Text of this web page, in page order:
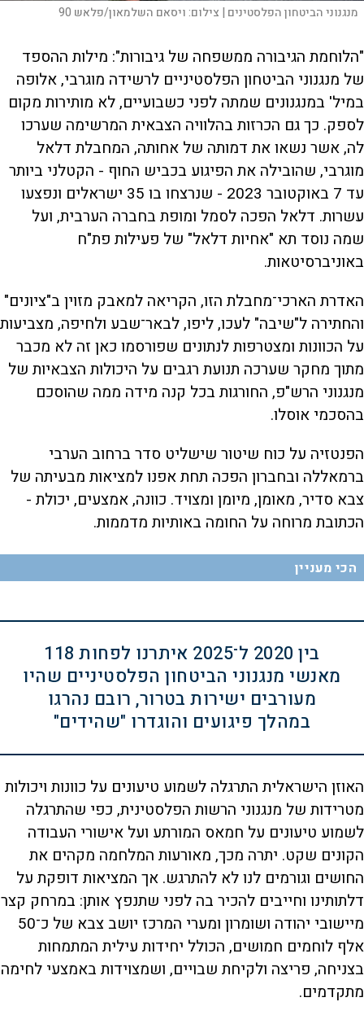
מנגנוני הביטחון הפלסטינים | צילום:ויסאם השלמאון/פלאש 90
"הלוחמת הגיבורה ממשפחה של גיבורות": מילות ההספד
של מנגנוני הביטחון הפלסטיניים לרשידה מוגרבי, אלופה
במיל' במנגנונים שמתה לפני כשבועיים, לא מותירות מקום
לספק. כך גם הכרזות בהלוויה הצבאית המרשימה שערכו
לה, אשר נשאו את דמותה של אחותה, המחבלת דלאל
מוגרבי, שהובילה את הפיגוע בכביש החוף - הקטלני ביותר
עד 7 באוקטובר 2023 - שנרצחו בו 35 ישראלים ונפצעו
עשרות. דלאל הפכה לסמל ומופת בחברה הערבית, ועל
שמה נוסד תא "אחיות דלאל" של פעילות פת"ח
באוניברסיטאות.
האדרת הארכי־מחבלת הזו, הקריאה למאבק מזוין ב"ציונים"
והחתירה ל"שיבה" לעכו, ליפו, לבאר־שבע ולחיפה, מצביעות
על הכוונות ומצטרפות לנתונים שפורסמו כאן זה לא מכבר
מתוך מחקר שערכה תנועת רגבים על היכולות הצבאיות של
מנגנוני הרש"פ, החורגות בכל קנה מידה ממה שהוסכם
בהסכמי אוסלו.
הפנטזיה על כוח שיטור שישליט סדר ברחוב הערבי
ברמאללה ובחברון הפכה תחת אפנו למציאות מבעיתה של
צבא סדיר, מאומן, מיומן ומצויד. כוונה, אמצעים, יכולת -
הכתובת מרוחה על החומה באותיות מדממות.
הכי מעניין
בין 2020 ל־2025 איתרנו לפחות 118
מאנשי מנגנוני הביטחון הפלסטיניים שהיו
מעורבים ישירות בטרור, רובם נהרגו
במהלך פיגועים והוגדרו "שהידים"
האוזן הישראלית התרגלה לשמוע טיעונים על כוונות ויכולות
מטרידות של מנגנוני הרשות הפלסטינית, כפי שהתרגלה
לשמוע טיעונים על חמאס המורתע ועל אישורי העבודה
הקונים שקט. יתרה מכך, מאורעות המלחמה מקהים את
החושים וגורמים לנו לא להתרגש. אך המציאות דופקת על
דלתותינו וחייבים להכיר בה לפני שתנפץ אותן: במרחק קצר
מיישובי יהודה ושומרון ומערי המרכז יושב צבא של כ־50
אלף לוחמים חמושים, הכולל יחידות עילית המתמחות
בצניחה, פריצה ולקיחת שבויים, ושמצוידות באמצעי לחימה
מתקדמים.